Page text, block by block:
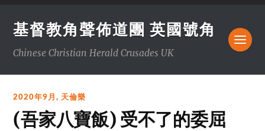
基督教角聲佈道團 英國號角
Chinese Christian Herald Crusades UK
2020年9月, 天倫樂
(吾家八寶飯) 受不了的委屈